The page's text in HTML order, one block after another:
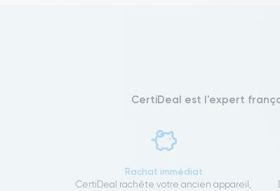
CertiDeal est l'expert
Rachat immédiat
CertiDeal rachète votre ancien appareil,